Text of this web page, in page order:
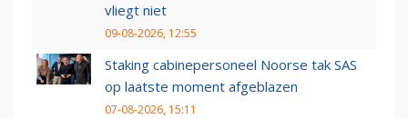
vliegt niet
09-08-2026, 12:55
Staking cabinepersoneel Noorse tak SAS
op laatste moment afgeblazen
07-08-2026, 15:11